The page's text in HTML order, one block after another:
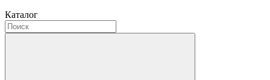
Каталог